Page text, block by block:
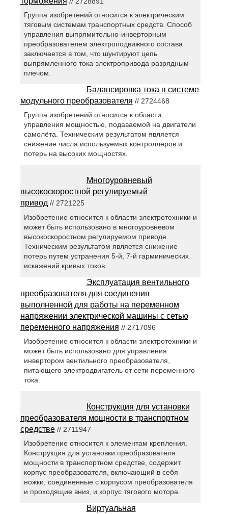
Группа изобретений относится к электрическим
тяговым системам транспортных средств. Способ
управления выпрямительно-инверторным
преобразователем электроподвижного состава
заключается в том, что шунтируют цепь
выпрямленного тока электропривода разрядным
плечом.
Балансировка тока в системе
модульного преобразователя // 2724468
Группа изобретений относится к области
управления мощностью, подаваемой на двигатели
самолёта. Техническим результатом является
снижение числа используемых контроллеров и
потерь на высоких мощностях.
Многоуровневый
высокоскоростной регулируемый
привод// 2721225
Изобретение относится к области электротехники и
может быть использовано в многоуровневом
высокоскоростном регулируемом приводе.
Техническим результатом является снижение
потерь путем устранения 5-й, 7-й гарминических
искажений кривых токов.
Эксплуатация вентильного
преобразователя для соединения
выполненной для работы на переменном
напряжении электрической машины с сетью
переменного напряжения // 2717096
Изобретение относится к области электротехники и
может быть использовано для управления
инвертором вентильного преобразователя,
питающего электродвигатель от сети переменного
тока.
Конструкция для установки
преобразователя мощности в транспортном
средстве// 2711947
Изобретение относится к элементам крепления.
Конструкция для установки преобразователя
мощности в транспортном средстве, содержит
корпус преобразователя, включающий в себя
ножки, соединенные с корпусом преобразователя
и проходящие вниз, и корпус тягового мотора.
Виртуальная